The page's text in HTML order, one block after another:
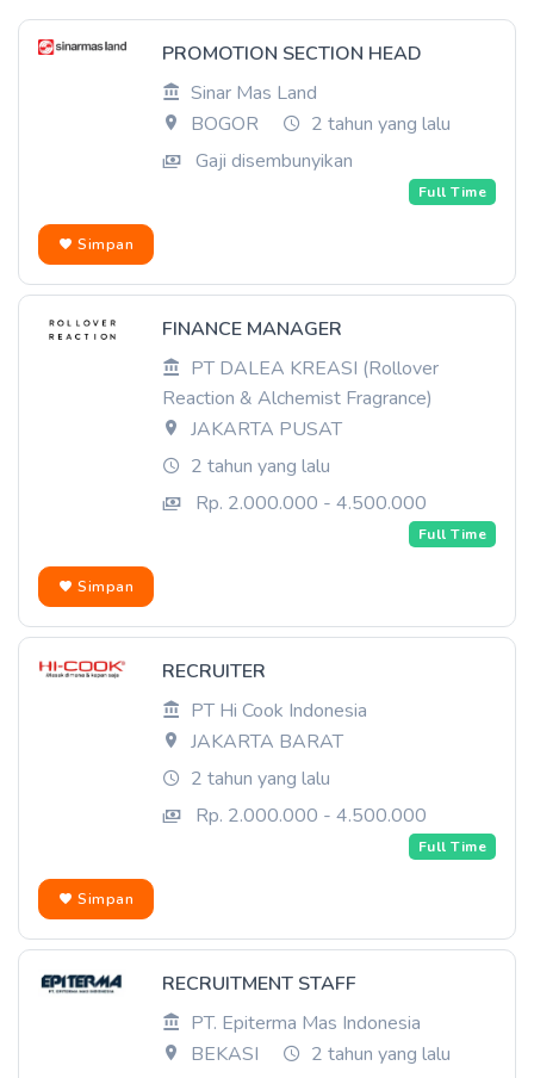
PROMOTION SECTION HEAD
Sinar Mas Land
BOGOR
2 tahun yang lalu
Gaji disembunyikan
Full Time
Simpan
FINANCE MANAGER
PT DALEA KREASI (Rollover
Reaction & Alchemist Fragrance)
JAKARTA PUSAT
2 tahun yang lalu
Rp. 2.000.000 - 4.500.000
Full Time
Simpan
RECRUITER
PT Hi Cook Indonesia
JAKARTA BARAT
2 tahun yang lalu
Rp. 2.000.000 - 4.500.000
Full Time
Simpan
RECRUITMENT STAFF
PT. Epiterma Mas Indonesia
BEKASI
2 tahun yang lalu